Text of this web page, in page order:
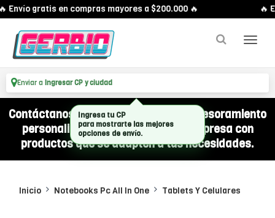
Envío gratis en compras mayores a $200.000 🔥 🔥
Enviar a Ingresar CP y ciudad
Contáctanos por WhatsApp y recibí asesoramiento
personalizado para equipar a tu empresa con
productos que se adapten a tus necesidades.
Inicio Notebooks Pc All In One Tablets Y Celulares
Ingresa tu CP
para mostrarte las mejores
opciones de envío.